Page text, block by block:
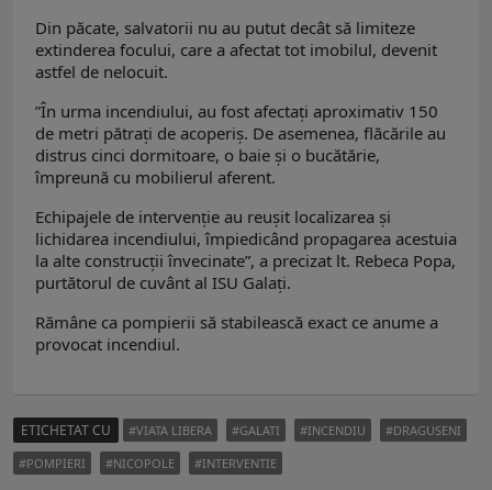
Din păcate, salvatorii nu au putut decât să limiteze
extinderea focului, care a afectat tot imobilul, devenit
astfel de nelocuit.
”În urma incendiului, au fost afectaţi aproximativ 150
de metri pătrați de acoperiș. De asemenea, flăcările au
distrus cinci dormitoare, o baie și o bucătărie,
împreună cu mobilierul aferent.
Echipajele de intervenție au reușit localizarea și
lichidarea incendiului, împiedicând propagarea acestuia
la alte construcții învecinate”, a precizat lt. Rebeca Popa,
purtătorul de cuvânt al ISU Galați.
Rămâne ca pompierii să stabilească exact ce anume a
provocat incendiul.
ETICHETAT CU VIATA LIBERA GALATI INCENDIU
DRAGUSENI
POMPIERI
NICOPOLE INTERVENTIE